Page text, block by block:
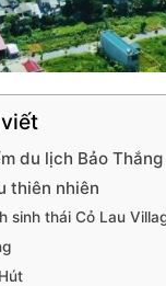
du lịch Bảo
thiên nhiên
sinh thái Cỏ Lau